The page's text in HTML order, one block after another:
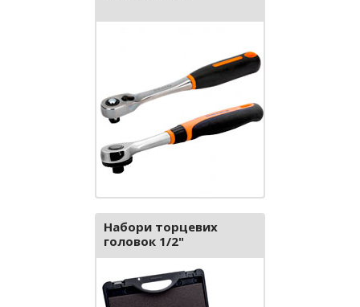
Набори торцевих
головок 1/2"